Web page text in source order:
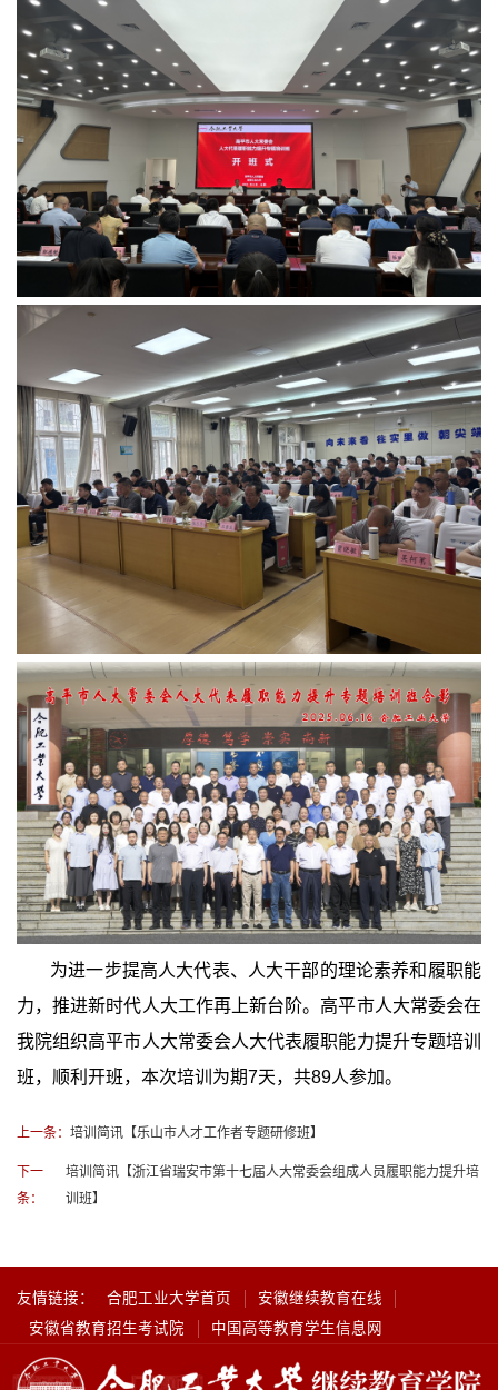
为进一步提高人大代表、人大干部的理论素养和履职能
力，推进新时代人大工作再上新台阶。高平市人大常委会在
我院组织高平市人大常委会人大代表履职能力提升专题培训
班，顺利开班，本次培训为期7天，共89人参加。
上一条： 培训简讯【乐山市人才工作者专题研修班】
下一
条：
培训简讯【浙江省瑞安市第十七届人大常委会组成人员履职能力提升培
训班】
友情链接： 合肥工业大学首页
安徽继续教育在线
安徽省教育招生考试院
中国高等教育学生信息网